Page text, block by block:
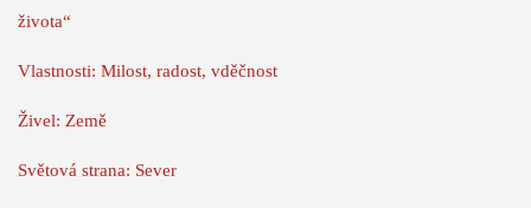
života“
Vlastnosti: Milost, radost, vděčnost
Živel: Země
Světová strana: Sever